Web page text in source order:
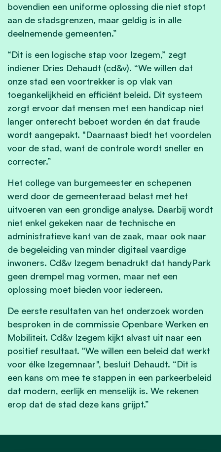
bovendien een uniforme oplossing die niet stopt
aan de stadsgrenzen, maar geldig is in alle
deelnemende gemeenten.”
“Dit is een logische stap voor Izegem,” zegt
indiener Dries Dehaudt (cd&v). “We willen dat
onze stad een voortrekker is op vlak van
toegankelijkheid en efficiënt beleid. Dit systeem
zorgt ervoor dat mensen met een handicap niet
langer onterecht beboet worden én dat fraude
wordt aangepakt. "Daarnaast biedt het voordelen
voor de stad, want de controle wordt sneller en
correcter.”
Het college van burgemeester en schepenen
werd door de gemeenteraad belast met het
uitvoeren van een grondige analyse. Daarbij wordt
niet enkel gekeken naar de technische en
administratieve kant van de zaak, maar ook naar
de begeleiding van minder digitaal vaardige
inwoners. Cd&v Izegem benadrukt dat handyPark
geen drempel mag vormen, maar net een
oplossing moet bieden voor iedereen.
De eerste resultaten van het onderzoek worden
besproken in de commissie Openbare Werken en
Mobiliteit. Cd&v Izegem kijkt alvast uit naar een
positief resultaat. "We willen een beleid dat werkt
voor élke Izegemnaar", besluit Dehaudt. “Dit is
een kans om mee te stappen in een parkeerbeleid
dat modern, eerlijk en menselijk is. We rekenen
erop dat de stad deze kans grijpt.”